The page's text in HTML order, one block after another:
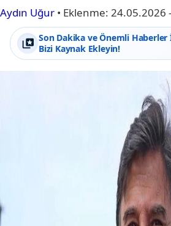
Aydın Uğur • Eklenme: 24.05.2026
Son Dakika ve Önemli
Bizi Kaynak Ekleyin!